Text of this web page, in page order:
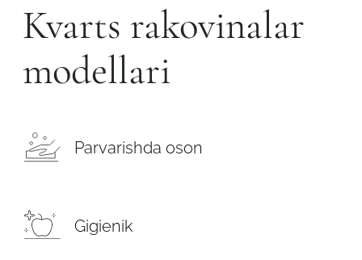
Kvarts rakovinalar
modellari
Parvarishda oson
Gigienik